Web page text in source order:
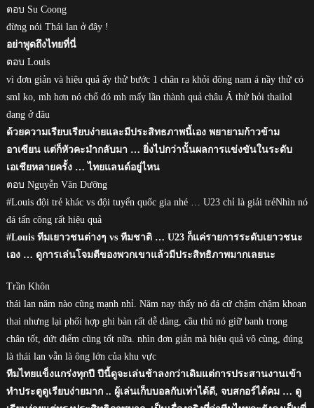
ตอบ Su Coong
đừng nói Thái lan ở đây !
อย่าพูดถึงไทยที่นี่
ตอบ Louis
vì đơn giản và hiệu quả ấy thử bước 1 chân ra khỏi đông nam á nầy thử có
sml ko, mh hơn nó chổ đó mh mấy lần thành quả châu Á thử hỏi thailol
đang ở đâu
ด้วยความเรียบเรียบง่ายและมีประสิทธภาพนี้เอง พยายามก้าวข้าม
อาเซียน แต่ก็หัวคะมำกลับมา … ยิ่งไปกว่านั้นผลการแข่งขันในระดับ
เอเชียหลายครั้ง … ไทยแลนด์อยู่ไหน
ตอบ Nguyễn Văn Dưỡng
#Louis đội trẻ khác vs đội tuyển quốc gia nhé … U23 chỉ là giải trẻNhìn nó
đá tấn công rất hiệu quả
#Louis ทีมเยาวชนต่างๆ vs ทีมชาติ … U23 ก็แค่รายการระดับเยาวชนะ
เอง … ดูการเล่นโจมตีของพวกเขาแล้วมีประสิทธิภาพมากเลยนะ
Trần Khôn
thái lan năm nào cũng mạnh nhỉ. Năm nay thấy nó đá cứ chậm chậm khoan
thai nhưng lại phối hợp ghi bàn rất dễ dàng, cầu thủ nó giữ banh trong
chân tốt, dứt điểm cũng tốt nữa. nhìn đơn giản mà hiệu quả vô cùng, đúng
là thái lan vẫn là ông lớn của khu vực
ทีมไทยแข็งแกร่งทุกปี ปีนี้ดูจะเล่นช้าลงกว่าเดิมแต่การประสานงานเข้า
ทำประตูดูเรียบง่ายมาก .. ผู้เล่นเก็บบอลกับเท่าได้ดี, จบสกอร์ได้คม … ดู